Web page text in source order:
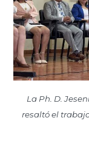
La Ph. D.
resaltó el